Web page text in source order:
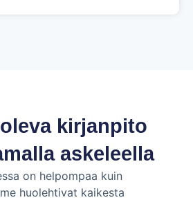
kirjanpito
askeleella
on helpompaa kuin
huolehtivat kaikesta